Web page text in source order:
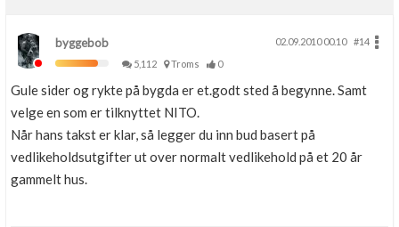
byggebob 02.09.2010 00.10
#14
5,112
Troms 0
Gule sider og rykte på bygda er et.godt sted å begynne. Samt
velge en som er tilknyttet NITO.
Når hans takst er klar, så legger du inn bud basert på
vedlikeholdsutgifter ut over normalt vedlikehold på et 20 år
gammelt hus.